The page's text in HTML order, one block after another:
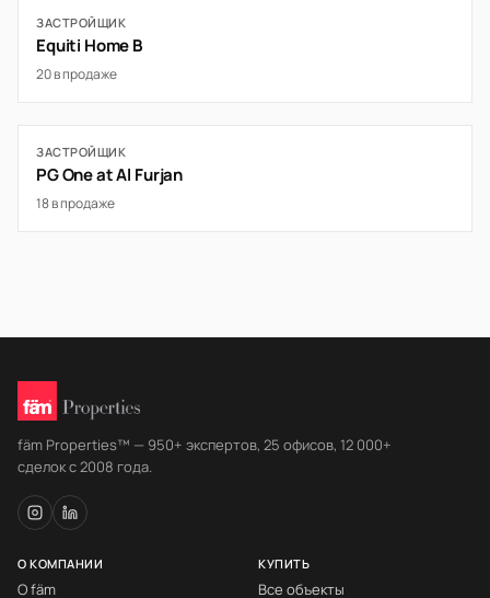
ЗАСТРОЙЩИК
Equiti Home B
20 в продаже
ЗАСТРОЙЩИК
PG One at Al Furjan
18 в продаже
fäm Properties™ — 950+ экспертов, 25 офисов, 12 000+
сделок с 2008 года.
О КОМПАНИИ
О fäm
КУПИТЬ
Все объекты